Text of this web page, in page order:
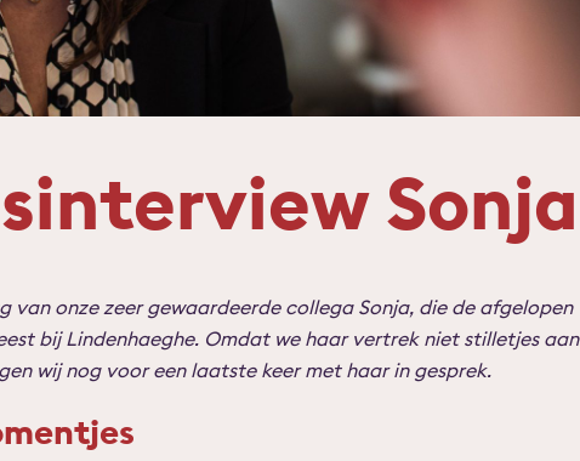
Sonja
van onze zeer gewaardeerde collega Sonja, die de afgelopen
bij Lindenhaeghe. Omdat we haar vertrek niet stilletjes aan
wij nog voor een laatste keer met haar in gesprek.